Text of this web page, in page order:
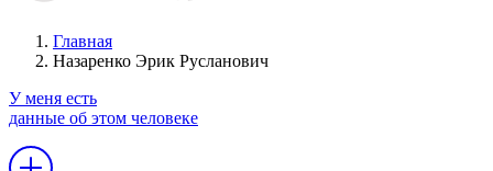
Главная
Назаренко Эрик Русланович
У меня есть
данные об этом человеке